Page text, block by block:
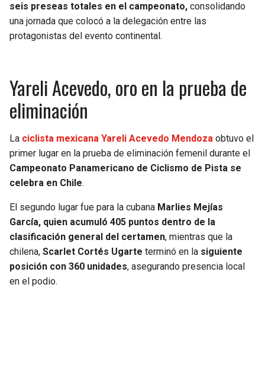
seis preseas totales en el campeonato, consolidando
una jornada que colocó a la delegación entre las
protagonistas del evento continental.
Yareli Acevedo, oro en la prueba de
eliminación
La ciclista mexicana Yareli Acevedo Mendoza obtuvo el
primer lugar en la prueba de eliminación femenil durante el
Campeonato Panamericano de Ciclismo de Pista se
celebra en Chile.
El segundo lugar fue para la cubana Marlies Mejías
García, quien acumuló 405 puntos dentro de la
clasificación general del certamen, mientras que la
chilena, Scarlet Cortés Ugarte terminó en la siguiente
posición con 360 unidades, asegurando presencia local
en el podio.